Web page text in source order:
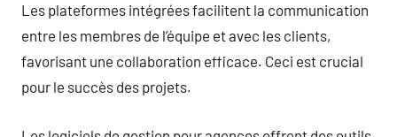
Les plateformes intégrées facilitent la communication
entre les membres de l’équipe et avec les clients,
favorisant une collaboration efficace. Ceci est crucial
pour le succès des projets.